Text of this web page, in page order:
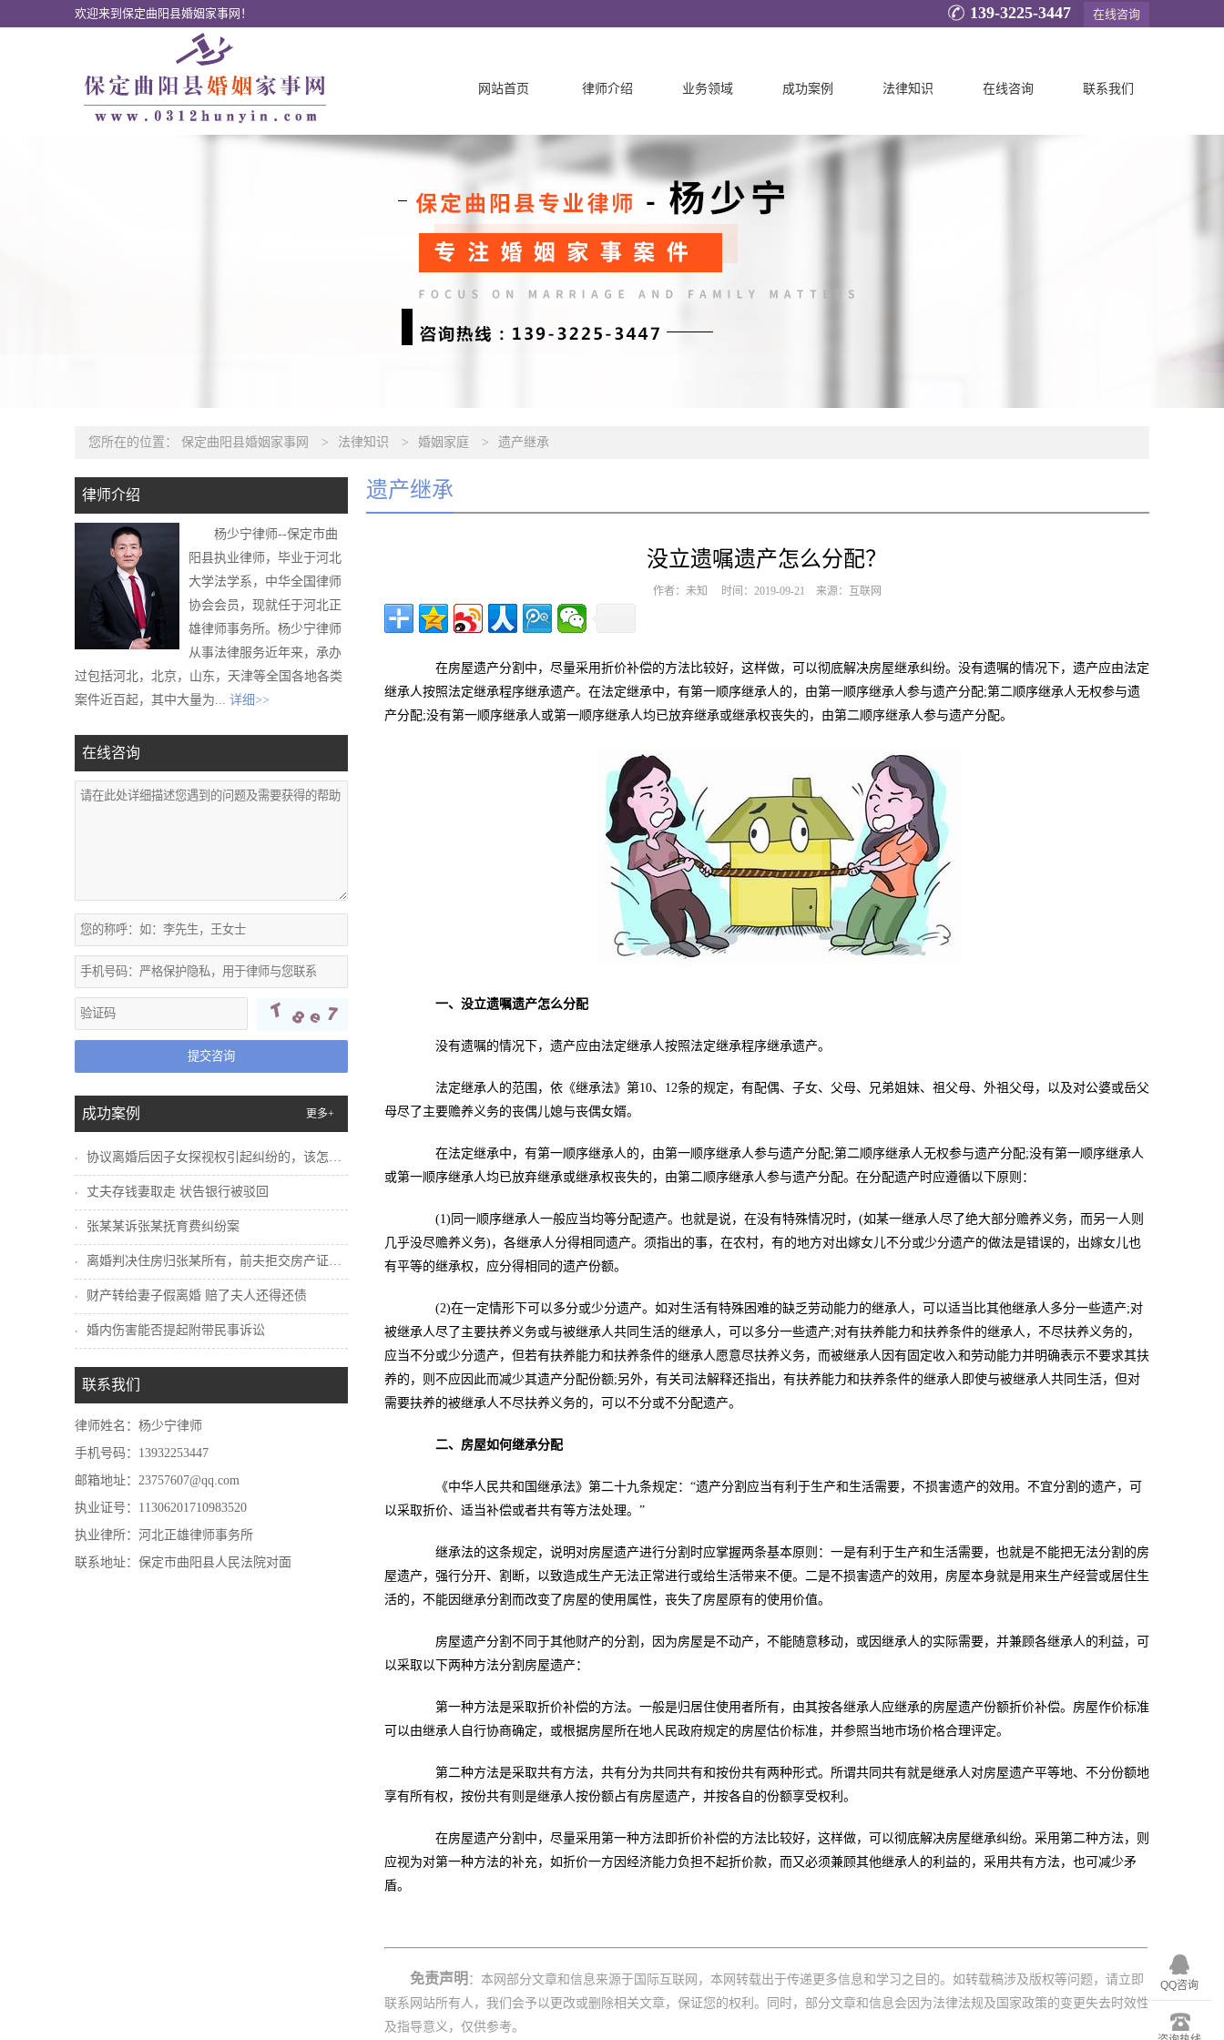
欢迎来到保定曲阳县婚姻家事网！ 139-3225-3447 在线咨询
网站首页 律师介绍 业务领域 成功案例 法律知识 在线咨询 联系我们
您所在的位置： 保定曲阳县婚姻家事网 > 法律知识 > 婚姻家庭 > 遗产继承
律师介绍
杨少宁律师--保定市曲
阳县执业律师，毕业于河北
大学法学系，中华全国律师
协会会员，现就任于河北正
雄律师事务所。杨少宁律师
从事法律服务近年来，承办
过包括河北，北京，山东，天津等全国各地各类
案件近百起，其中大量为... 详细>>
在线咨询
提交咨询
成功案例 更多+
协议离婚后因子女探视权引起纠纷的，该怎么...
丈夫存钱妻取走 状告银行被驳回
张某某诉张某抚育费纠纷案
离婚判决住房归张某所有，前夫拒交房产证怎...
财产转给妻子假离婚 赔了夫人还得还债
婚内伤害能否提起附带民事诉讼
联系我们
律师姓名：杨少宁律师
手机号码：13932253447
邮箱地址：23757607@qq.com
执业证号：11306201710983520
执业律所：河北正雄律师事务所
联系地址：保定市曲阳县人民法院对面
遗产继承
没立遗嘱遗产怎么分配？
作者：未知 时间：2019-09-21 来源：互联网
在房屋遗产分割中，尽量采用折价补偿的方法比较好，这样做，可以彻底解决房屋继承纠纷。没有遗嘱的情况下，遗产应由法定
继承人按照法定继承程序继承遗产。在法定继承中，有第一顺序继承人的，由第一顺序继承人参与遗产分配;第二顺序继承人无权参与遗
产分配;没有第一顺序继承人或第一顺序继承人均已放弃继承或继承权丧失的，由第二顺序继承人参与遗产分配。
一、没立遗嘱遗产怎么分配
没有遗嘱的情况下，遗产应由法定继承人按照法定继承程序继承遗产。
法定继承人的范围，依《继承法》第10、12条的规定，有配偶、子女、父母、兄弟姐妹、祖父母、外祖父母，以及对公婆或岳父
母尽了主要赡养义务的丧偶儿媳与丧偶女婿。
在法定继承中，有第一顺序继承人的，由第一顺序继承人参与遗产分配;第二顺序继承人无权参与遗产分配;没有第一顺序继承人
或第一顺序继承人均已放弃继承或继承权丧失的，由第二顺序继承人参与遗产分配。在分配遗产时应遵循以下原则：
(1)同一顺序继承人一般应当均等分配遗产。也就是说，在没有特殊情况时，(如某一继承人尽了绝大部分赡养义务，而另一人则
几乎没尽赡养义务)，各继承人分得相同遗产。须指出的事，在农村，有的地方对出嫁女儿不分或少分遗产的做法是错误的，出嫁女儿也
有平等的继承权，应分得相同的遗产份额。
(2)在一定情形下可以多分或少分遗产。如对生活有特殊困难的缺乏劳动能力的继承人，可以适当比其他继承人多分一些遗产;对
被继承人尽了主要扶养义务或与被继承人共同生活的继承人，可以多分一些遗产;对有扶养能力和扶养条件的继承人，不尽扶养义务的，
应当不分或少分遗产，但若有扶养能力和扶养条件的继承人愿意尽扶养义务，而被继承人因有固定收入和劳动能力并明确表示不要求其扶
养的，则不应因此而减少其遗产分配份额;另外，有关司法解释还指出，有扶养能力和扶养条件的继承人即使与被继承人共同生活，但对
需要扶养的被继承人不尽扶养义务的，可以不分或不分配遗产。
二、房屋如何继承分配
《中华人民共和国继承法》第二十九条规定：“遗产分割应当有利于生产和生活需要，不损害遗产的效用。不宜分割的遗产，可
以采取折价、适当补偿或者共有等方法处理。”
继承法的这条规定，说明对房屋遗产进行分割时应掌握两条基本原则：一是有利于生产和生活需要，也就是不能把无法分割的房
屋遗产，强行分开、割断，以致造成生产无法正常进行或给生活带来不便。二是不损害遗产的效用，房屋本身就是用来生产经营或居住生
活的，不能因继承分割而改变了房屋的使用属性，丧失了房屋原有的使用价值。
房屋遗产分割不同于其他财产的分割，因为房屋是不动产，不能随意移动，或因继承人的实际需要，并兼顾各继承人的利益，可
以采取以下两种方法分割房屋遗产：
第一种方法是采取折价补偿的方法。一般是归居住使用者所有，由其按各继承人应继承的房屋遗产份额折价补偿。房屋作价标准
可以由继承人自行协商确定，或根据房屋所在地人民政府规定的房屋估价标准，并参照当地市场价格合理评定。
第二种方法是采取共有方法，共有分为共同共有和按份共有两种形式。所谓共同共有就是继承人对房屋遗产平等地、不分份额地
享有所有权，按份共有则是继承人按份额占有房屋遗产，并按各自的份额享受权利。
在房屋遗产分割中，尽量采用第一种方法即折价补偿的方法比较好，这样做，可以彻底解决房屋继承纠纷。采用第二种方法，则
应视为对第一种方法的补充，如折价一方因经济能力负担不起折价款，而又必须兼顾其他继承人的利益的，采用共有方法，也可减少矛
盾。
免责声明 ：本网部分文章和信息来源于国际互联网，本网转载出于传递更多信息和学习之目的。如转载稿涉及版权等问题，请立即
联系网站所有人，我们会予以更改或删除相关文章，保证您的权利。同时，部分文章和信息会因为法律法规及国家政策的变更失去时效性
及指导意义，仅供参考。
QQ咨询